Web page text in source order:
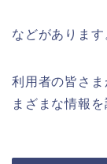
などがあります
利用者の皆さ
まざまな情報を